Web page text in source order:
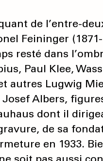
de l’entre-
Feininger
resté dans
Paul Klee,
autres Lugwig
Josef Albers,
dont il
de sa
en 1933.